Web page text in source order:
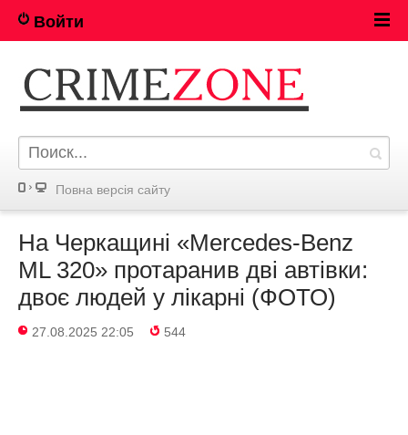
Войти
Повна версія сайту
На Черкащині «Mercedes-Benz
ML 320» протаранив дві автівки:
двоє людей у лікарні (ФОТО)
27.08.2025 22:05 544